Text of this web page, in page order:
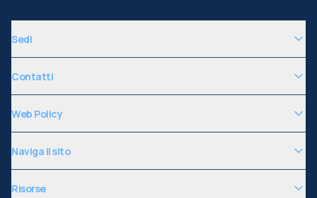
Sedi
Contatti
Web Policy
Naviga il sito
Risorse